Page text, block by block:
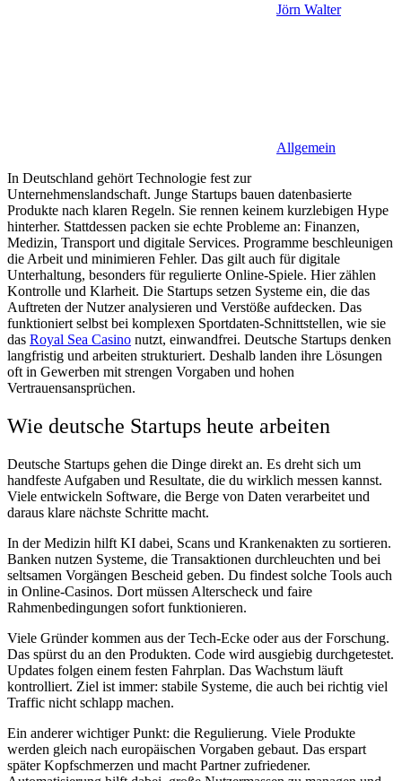
Jörn Walter
Allgemein
In Deutschland gehört Technologie fest zur
Unternehmenslandschaft. Junge Startups bauen datenbasierte
Produkte nach klaren Regeln. Sie rennen keinem kurzlebigen Hype
hinterher. Stattdessen packen sie echte Probleme an: Finanzen,
Medizin, Transport und digitale Services. Programme beschleunigen
die Arbeit und minimieren Fehler. Das gilt auch für digitale
Unterhaltung, besonders für regulierte Online-Spiele. Hier zählen
Kontrolle und Klarheit. Die Startups setzen Systeme ein, die das
Auftreten der Nutzer analysieren und Verstöße aufdecken. Das
funktioniert selbst bei komplexen Sportdaten-Schnittstellen, wie sie
das Royal Sea Casino nutzt, einwandfrei. Deutsche Startups denken
langfristig und arbeiten strukturiert. Deshalb landen ihre Lösungen
oft in Gewerben mit strengen Vorgaben und hohen
Vertrauensansprüchen.
Wie deutsche Startups heute arbeiten
Deutsche Startups gehen die Dinge direkt an. Es dreht sich um
handfeste Aufgaben und Resultate, die du wirklich messen kannst.
Viele entwickeln Software, die Berge von Daten verarbeitet und
daraus klare nächste Schritte macht.
In der Medizin hilft KI dabei, Scans und Krankenakten zu sortieren.
Banken nutzen Systeme, die Transaktionen durchleuchten und bei
seltsamen Vorgängen Bescheid geben. Du findest solche Tools auch
in Online-Casinos. Dort müssen Alterscheck und faire
Rahmenbedingungen sofort funktionieren.
Viele Gründer kommen aus der Tech-Ecke oder aus der Forschung.
Das spürst du an den Produkten. Code wird ausgiebig durchgetestet.
Updates folgen einem festen Fahrplan. Das Wachstum läuft
kontrolliert. Ziel ist immer: stabile Systeme, die auch bei richtig viel
Traffic nicht schlapp machen.
Ein anderer wichtiger Punkt: die Regulierung. Viele Produkte
werden gleich nach europäischen Vorgaben gebaut. Das erspart
später Kopfschmerzen und macht Partner zufriedener.